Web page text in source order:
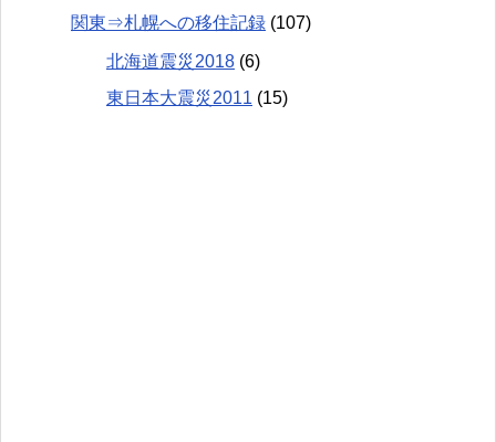
関東⇒札幌への移住記録 (107)
北海道震災2018 (6)
東日本大震災2011 (15)